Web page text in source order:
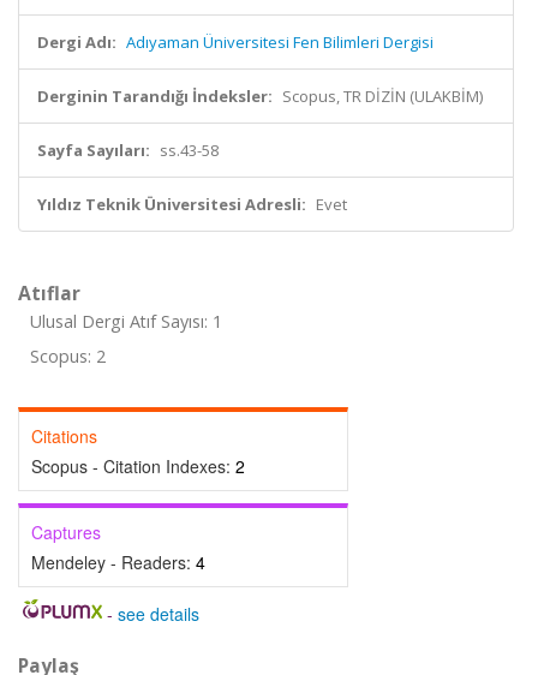
Dergi Adı: Adıyaman Üniversitesi Fen Bilimleri Dergisi
Derginin Tarandığı İndeksler: Scopus, TR DİZİN (ULAKBİM)
Sayfa Sayıları: ss.43-58
Yıldız Teknik Üniversitesi Adresli: Evet
Atıflar
Ulusal Dergi Atıf Sayısı: 1
Scopus: 2
Citations
Scopus - Citation Indexes: 2
Captures
Mendeley - Readers: 4
- see details
Paylaş